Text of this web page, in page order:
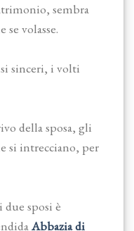
sembra
se volasse.
sinceri, i volti
della sposa, gli
si intrecciano, per
due sposi è
Abbazia di